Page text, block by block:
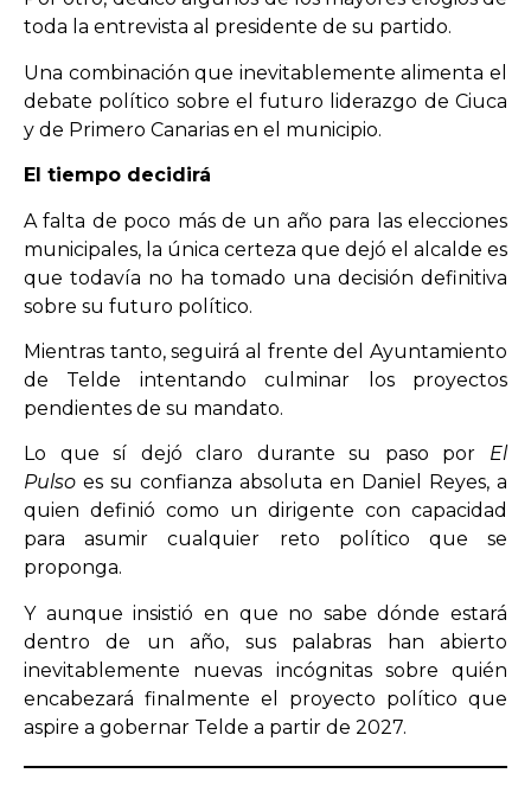
toda la entrevista al presidente de su partido.
Una combinación que inevitablemente alimenta el
debate político sobre el futuro liderazgo de Ciuca
y de Primero Canarias en el municipio.
El tiempo decidirá
A falta de poco más de un año para las elecciones
municipales, la única certeza que dejó el alcalde es
que todavía no ha tomado una decisión definitiva
sobre su futuro político.
Mientras tanto, seguirá al frente del Ayuntamiento
de Telde intentando culminar los proyectos
pendientes de su mandato.
Lo que sí dejó claro durante su paso por El
Pulso es su confianza absoluta en Daniel Reyes, a
quien definió como un dirigente con capacidad
para asumir cualquier reto político que se
proponga.
Y aunque insistió en que no sabe dónde estará
dentro de un año, sus palabras han abierto
inevitablemente nuevas incógnitas sobre quién
encabezará finalmente el proyecto político que
aspire a gobernar Telde a partir de 2027.